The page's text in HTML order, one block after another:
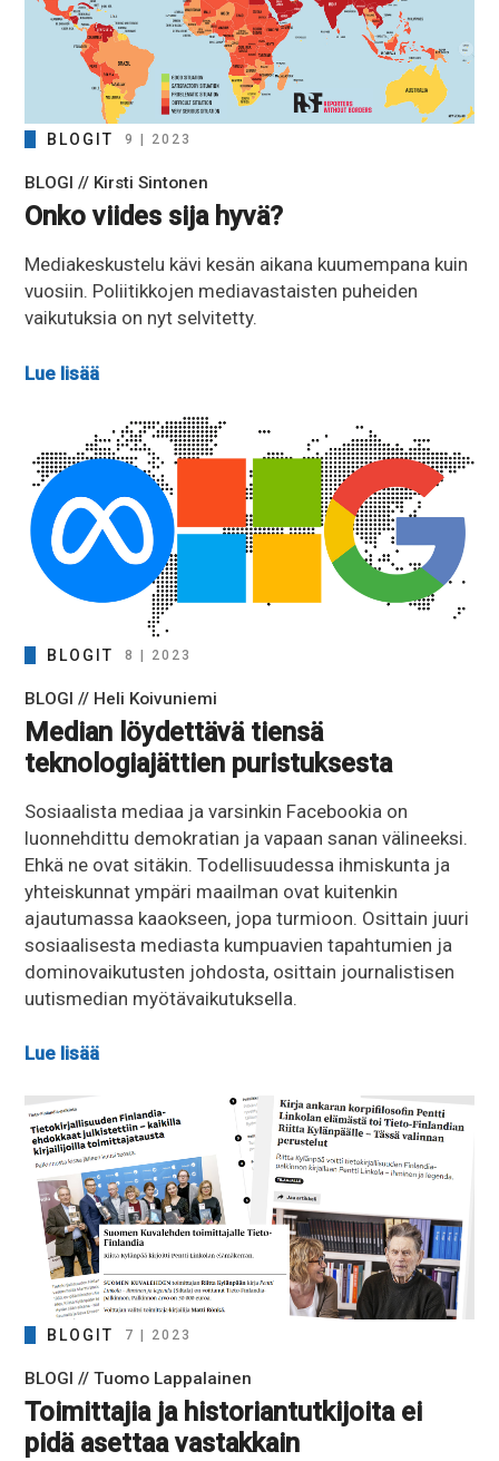
BLOGIT 9 | 2023
BLOGI // Kirsti Sintonen
Onko viides sija hyvä?
Mediakeskustelu kävi kesän aikana kuumempana kuin
vuosiin. Poliitikkojen mediavastaisten puheiden
vaikutuksia on nyt selvitetty.
Lue lisää
BLOGIT 8 | 2023
BLOGI // Heli Koivuniemi
Median löydettävä tiensä
teknologiajättien puristuksesta
Sosiaalista mediaa ja varsinkin Facebookia on
luonnehdittu demokratian ja vapaan sanan välineeksi.
Ehkä ne ovat sitäkin. Todellisuudessa ihmiskunta ja
yhteiskunnat ympäri maailman ovat kuitenkin
ajautumassa kaaokseen, jopa turmioon. Osittain juuri
sosiaalisesta mediasta kumpuavien tapahtumien ja
dominovaikutusten johdosta, osittain journalistisen
uutismedian myötävaikutuksella.
Lue lisää
BLOGIT 7 | 2023
BLOGI // Tuomo Lappalainen
Toimittajia ja historiantutkijoita ei
pidä asettaa vastakkain